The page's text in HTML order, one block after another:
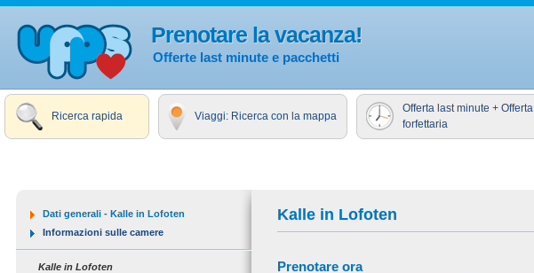
Prenotare la vacanza!
Offerte last minute e pacchetti
Ricerca rapida Viaggi: Ricerca con la mappa
Offerta last minute + Offerta
forfettaria
Kalle in Lofoten
Prenotare ora
Dati generali - Kalle in Lofoten
Informazioni sulle camere
Kalle in Lofoten